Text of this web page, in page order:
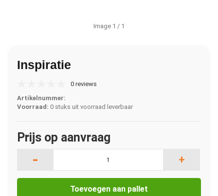
Image 1 / 1
Inspiratie
0 reviews
Artikelnummer:
Voorraad: 0 stuks uit voorraad leverbaar
Prijs op aanvraag
- +
Toevoegen aan pallet